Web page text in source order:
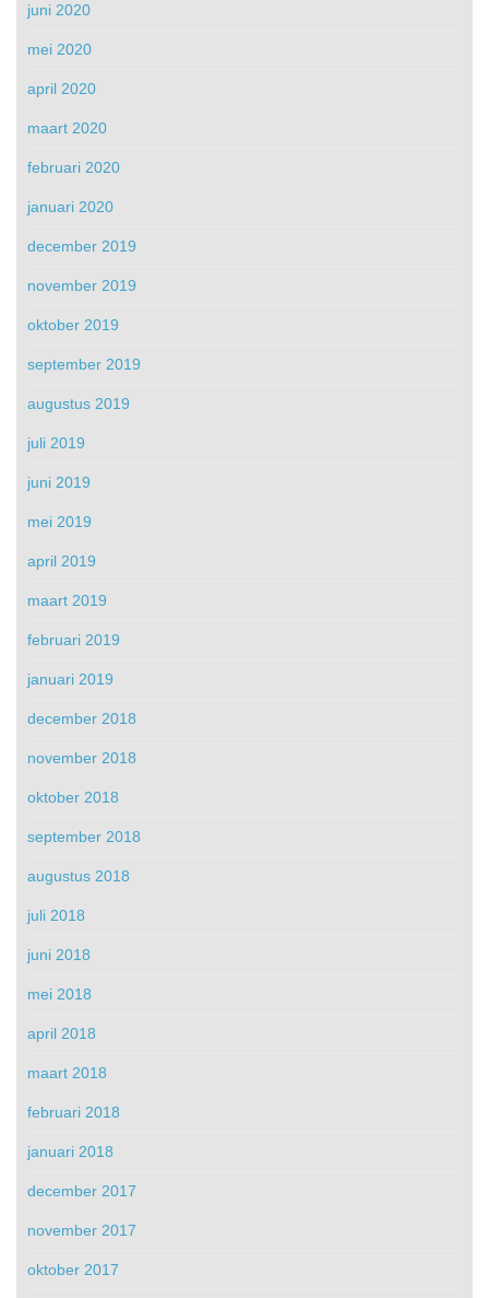
juni 2020
mei 2020
april 2020
maart 2020
februari 2020
januari 2020
december 2019
november 2019
oktober 2019
september 2019
augustus 2019
juli 2019
juni 2019
mei 2019
april 2019
maart 2019
februari 2019
januari 2019
december 2018
november 2018
oktober 2018
september 2018
augustus 2018
juli 2018
juni 2018
mei 2018
april 2018
maart 2018
februari 2018
januari 2018
december 2017
november 2017
oktober 2017